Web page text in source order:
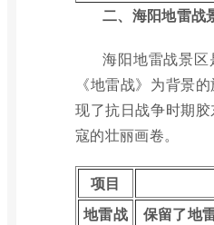
二、海阳地雷战
海阳地雷战景
《地雷战》为背景
现了抗日战争时期
寇的壮丽画卷。
项目
地雷战
保留了地